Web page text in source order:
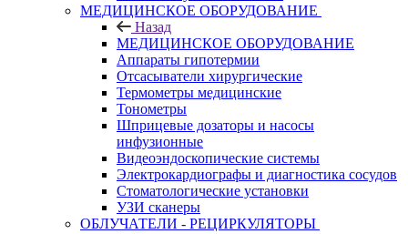
МЕДИЦИНСКОЕ ОБОРУДОВАНИЕ
Назад
МЕДИЦИНСКОЕ ОБОРУДОВАНИЕ
Аппараты гипотермии
Отсасыватели хирургические
Термометры медицинские
Тонометры
Шприцевые дозаторы и насосы
инфузионные
Видеоэндоскопические системы
Электрокардиографы и диагностика сосудов
Стоматологические установки
УЗИ сканеры
ОБЛУЧАТЕЛИ - РЕЦИРКУЛЯТОРЫ